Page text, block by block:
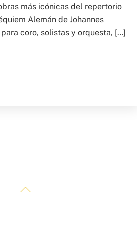
más icónicas del repertorio
Alemán de Johannes
coro, solistas y orquesta, […]
Back